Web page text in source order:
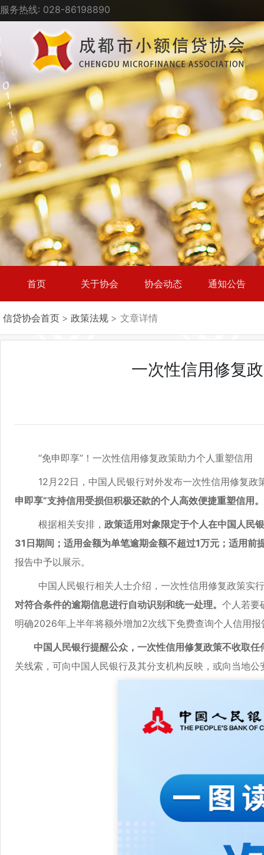
服务热线: 028-86198890
首页 关于协会 协会动态 通知公告
信贷协会首页 > 政策法规 > 文章详情
一次性信用修复
“免申即享”！一次性信用修复政策助力个人重塑信用
12月22日，中国人民银行对外发布一次性信用修复政
申即享”支持信用受损但积极还款的个人高效便捷重塑信用。
根据相关安排， 政策适用对象限定于个人在中国人民
31日期间；适用金额为单笔逾期金额不超过1万元；适用
报告中予以展示。
中国人民银行相关人士介绍，一次性信用修复政策实行
对符合条件的逾期信息进行自动识别和统一处理。 个人若要
明确2026年上半年将额外增加2次线下免费查询个人信用报
中国人民银行提醒公众，一次性信用修复政策不收取任
关线索，可向中国人民银行及其分支机构反映，或向当地公